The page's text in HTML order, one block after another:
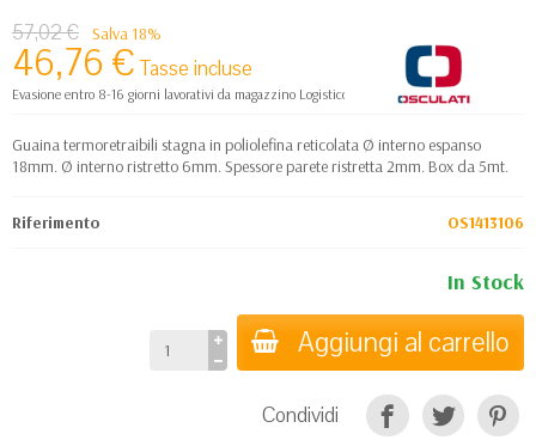
57,02 € Salva 18%
46,76 € Tasse incluse
Evasione entro 8-16 giorni lavorativi da magazzino Logistico Europa
Guaina termoretraibili stagna in poliolefina reticolata Ø interno espanso
18mm. Ø interno ristretto 6mm. Spessore parete ristretta 2mm. Box da 5mt.
Riferimento OS1413106
In Stock
Aggiungi al carrello
Condividi